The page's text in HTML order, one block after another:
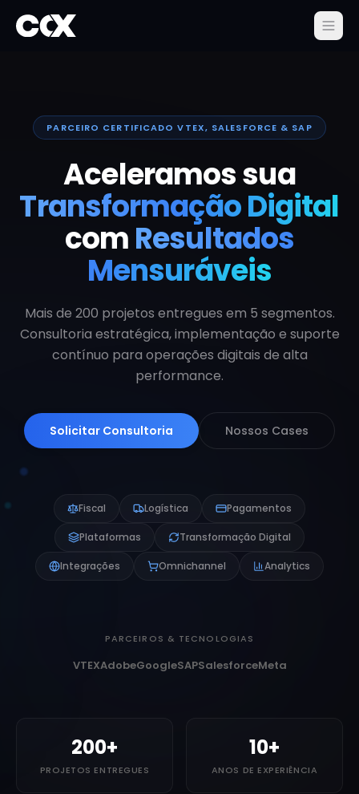
PARCEIRO CERTIFICADO VTEX, SALESFORCE & SAP
Aceleramos sua
Transformação Digital
comResultados
Mensuráveis
Mais de 200 projetos entregues em 5 segmentos.
Consultoria estratégica, implementação e suporte
contínuo para operações digitais de alta
performance.
Solicitar Consultoria Nossos Cases
Fiscal Logística Pagamentos
Plataformas Transformação Digital
Integrações Omnichannel Analytics
PARCEIROS & TECNOLOGIAS
VTEXAdobeGoogleSAPSalesforceMeta
200+
PROJETOS ENTREGUES
10+
ANOS DE EXPERIÊNCIA